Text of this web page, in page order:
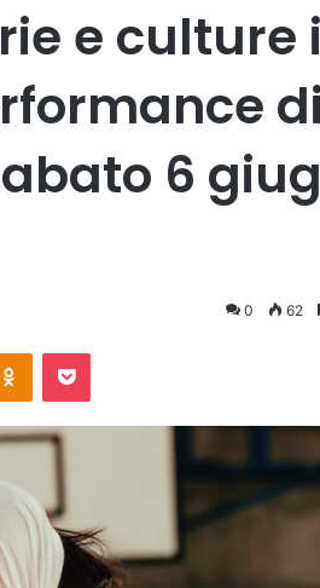
e culture
di
6
0 62